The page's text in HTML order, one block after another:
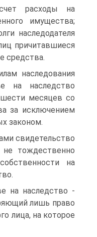
расходы на
имущества;
наследодателя
причитавшиеся
средства.
наследования
на наследство
месяцев со
за исключением
законом.
свидетельство
тождественно
на
на наследство -
лишь право
лица, на которое